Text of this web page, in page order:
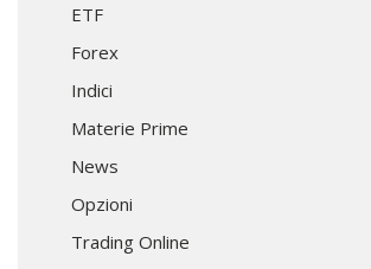
ETF
Forex
Indici
Materie Prime
News
Opzioni
Trading Online